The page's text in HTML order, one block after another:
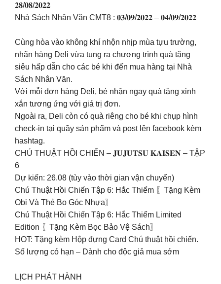
𝟐𝟖/𝟎𝟖/𝟐𝟎𝟐𝟐
Nhà Sách Nhân Văn CMT8 : 𝟎𝟑/𝟎𝟗/𝟐𝟎𝟐𝟐 – 𝟎𝟒/𝟎𝟗/𝟐𝟎𝟐𝟐
Cùng hòa vào không khí nhộn nhịp mùa tựu trường,
nhãn hàng Deli vừa tung ra chương trình quà tặng
siêu hấp dẫn cho các bé khi đến mua hàng tại Nhà
Sách Nhân Văn.
Với mỗi đơn hàng Deli, bé nhận ngay quà tặng xinh
xắn tương ứng với giá trị đơn.
Ngoài ra, Deli còn có quà riêng cho bé khi chụp hình
check-in tại quầy sản phẩm và post lên facebook kèm
hashtag.
CHÚ THUẬT HỒI CHIẾN – 𝐉𝐔𝐉𝐔𝐓𝐒𝐔 𝐊𝐀𝐈𝐒𝐄𝐍 – TẬP
6
Dự kiến: 26.08 (tùy vào thời gian vận chuyển)
Chú Thuật Hồi Chiến Tập 6: Hắc Thiểm 〖Tặng Kèm
Obi Và Thẻ Bo Góc Nhựa〗
Chú Thuật Hồi Chiến Tập 6: Hắc Thiểm Limited
Edition 〖Tặng Kèm Bọc Bảo Vệ Sách〗
HOT: Tặng kèm Hộp đựng Card Chú thuật hồi chiến.
Số lượng có hạn – Dành cho độc giả mua sớm
LỊCH PHÁT HÀNH